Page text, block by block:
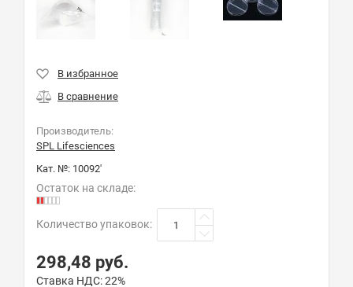
Производитель:
SPL Lifesciences
Кат. №: 10092'
Остаток на складе:
Количество упаковок:
298,48 руб.
Ставка НДС:22%